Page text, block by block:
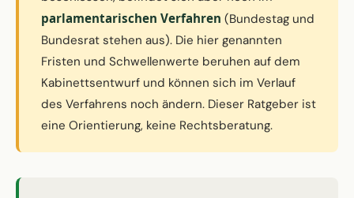
parlamentarischen Verfahren (Bundestag und
Bundesrat stehen aus). Die hier genannten
Fristen und Schwellenwerte beruhen auf dem
Kabinettsentwurf und können sich im Verlauf
des Verfahrens noch ändern. Dieser Ratgeber ist
eine Orientierung, keine Rechtsberatung.